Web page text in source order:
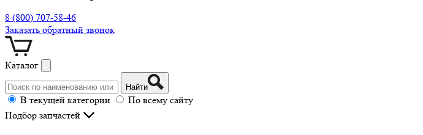
8 (800) 707-58-46
Заказать обратный звонок
Каталог
Найти
В текущей категории
По всему сайту
Подбор запчастей